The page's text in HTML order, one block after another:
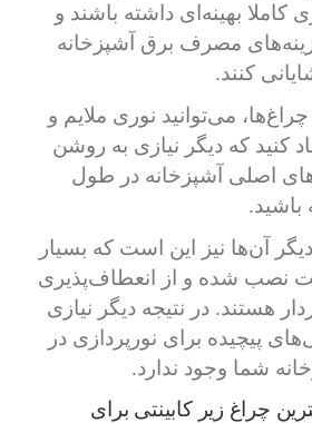
بهینه‌ای داشته باشند و
مصرف برق آشپزخانه
کنند.
می‌توانید نوری ملایم و
کنید که دیگر نیازی به روشن
اصلی آشپزخانه در طول
آن‌ها نیز این است که بسیار
نصب شده و از انعطاف‌پذیری
هستند. در نتیجه دیگر نیازی
پیچیده برای نورپردازی در
شما وجود ندارد.
چراغ زیر کابینتی برای